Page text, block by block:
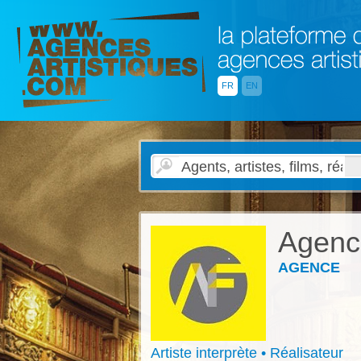
FR EN
AGENCE
Artiste interprète • Réalisateur